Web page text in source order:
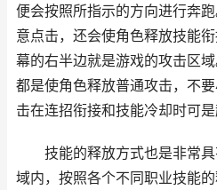
便会按照所指示的方向进行奔
意点击，还会使角色释放技能
幕的右半边就是游戏的攻击区
都是使角色释放普通攻击，不
击在连招衔接和技能冷却时可是
技能的释放方式也是非常具
域内，按照各个不同职业技能